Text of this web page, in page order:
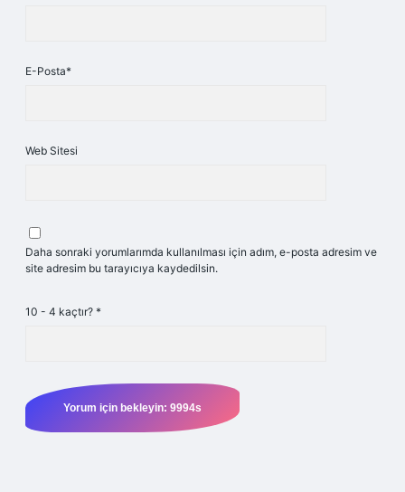
E-Posta*
Web Sitesi
Daha sonraki yorumlarımda kullanılması için adım, e-posta adresim ve
site adresim bu tarayıcıya kaydedilsin.
10 - 4 kaçtır? *